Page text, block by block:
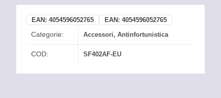
EAN: 4054596052765 EAN: 4054596052765
Categorie: Accessori, Antinfortunistica
COD: SF402AF-EU